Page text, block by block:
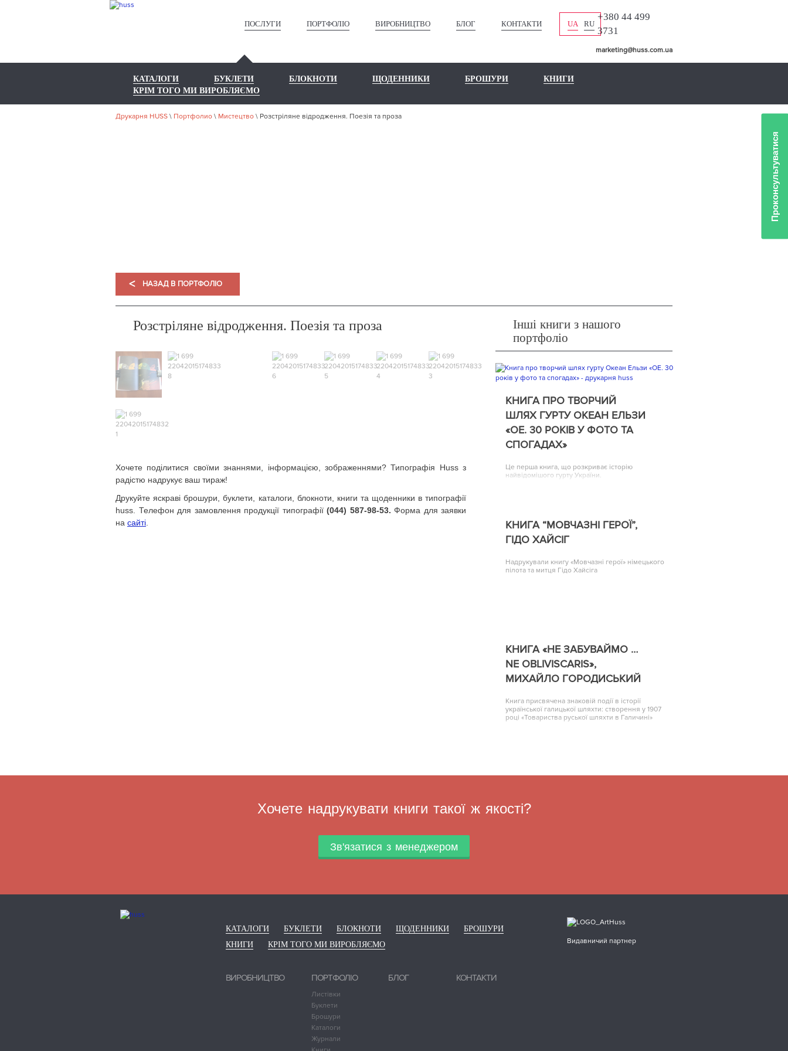
ПОСЛУГИ ПОРТФОЛІО ВИРОБНИЦТВО БЛОГ КОНТАКТИ UA RU
+380 44 499
3731
marketing@huss.com.ua
КАТАЛОГИ БУКЛЕТИ БЛОКНОТИ ЩОДЕННИКИ БРОШУРИ
КНИГИ
КРІМ ТОГО МИ ВИРОБЛЯЄМО
Друкарня HUSS \ Портфолио \ Мистецтво \ Розстріляне відродження. Поезія та проза
< НАЗАД В ПОРТФОЛІО
Розстріляне відродження. Поезія та проза
Хочете поділитися своїми знаннями, інформацією, зображеннями? Типографія Huss з
радістю надрукує ваш тираж!
Друкуйте яскраві брошури, буклети, каталоги, блокноти, книги та щоденники в типографії
huss. Телефон для замовлення продукції типографії(044) 587-98-53. Форма для заявки
на сайті
Інші книги з нашого
портфоліо
КНИГА ПРО ТВОРЧИЙ
ШЛЯХ ГУРТУ ОКЕАН ЕЛЬЗИ
«ОЕ. 30 РОКІВ У ФОТО ТА
СПОГАДАХ»
Це перша книга, що розкриває історію
найвідомішого гурту України.
КНИГА “МОВЧАЗНІ ГЕРОЇ”,
ГІДО ХАЙСІГ
Надрукували книгу «Мовчазні герої» німецького
пілота та митця Гідо Хайсіга
КНИГА «НЕ ЗАБУВАЙМО …
NE OBLIVISCARIS»,
МИХАЙЛО ГОРОДИСЬКИЙ
Книга присвячена знаковій події в історії
української галицької шляхти: створення у 1907
році «Товариства руської шляхти в Галичині»
Хочете надрукувати книги такої ж якості?
Зв'язатися з менеджером
Проконсультуватися
КАТАЛОГИ БУКЛЕТИ БЛОКНОТИ ЩОДЕННИКИ
БРОШУРИ
КНИГИ
КРІМ ТОГО МИ ВИРОБЛЯЄМО
ВИРОБНИЦТВО ПОРТФОЛІО
Листівки
Буклети
Брошури
Каталоги
Журнали
БЛОГ КОНТАКТИ
Видавничий партнер